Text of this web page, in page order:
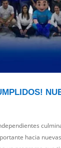
hacia